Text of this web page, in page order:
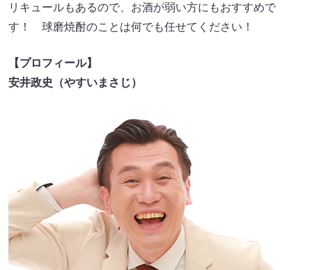
リキュールもあるので、お酒が弱い方にもおすすめで
す！ 球磨焼酎のことは何でも任せてください！
【プロフィール】
安井政史（やすいまさじ）